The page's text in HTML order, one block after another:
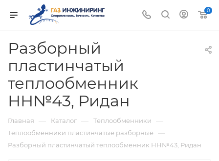
0
Разборный
пластинчатый
теплообменник
НН№43, Ридан
Главная — Каталог — Теплообменники —
Теплообменники пластинчатые разборные —
Разборный пластинчатый теплообменник НН№43, Ридан